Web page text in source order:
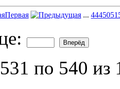
Первая ... 4445051
по 540 из